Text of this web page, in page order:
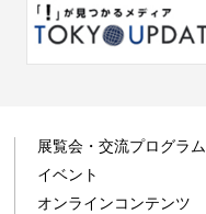
展覧会・交流プログラム
イベント
オンラインコンテンツ